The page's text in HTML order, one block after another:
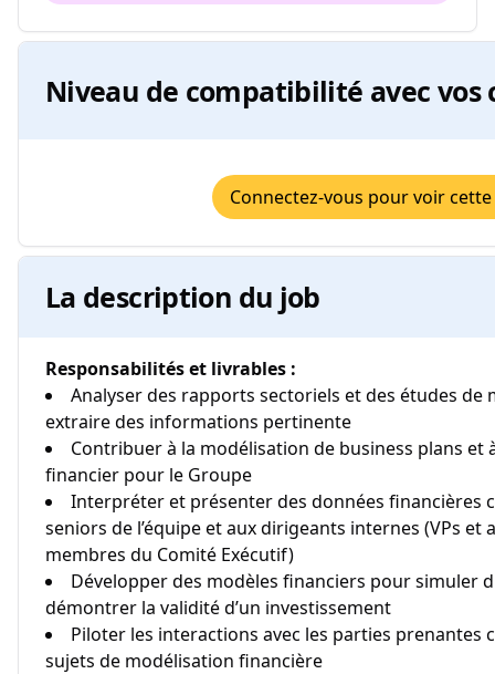
Niveau de compatibilité avec vos
Connectez-vous pour voir
La description du job
Responsabilités et livrables :
Analyser des rapports sectoriels et des études de
extraire des informations pertinente
Contribuer à la modélisation de business plans et à
financier pour le Groupe
Interpréter et présenter des données financières
seniors de l’équipe et aux dirigeants internes (VPs et
membres du Comité Exécutif)
Développer des modèles financiers pour simuler
démontrer la validité d’un investissement
Piloter les interactions avec les parties prenantes
sujets de modélisation financière